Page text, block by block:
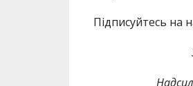
Підписуйтесь на